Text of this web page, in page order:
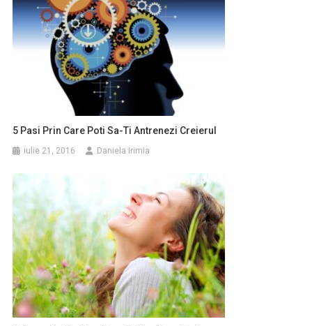
5 Pasi Prin Care Poti Sa-Ti Antrenezi Creierul
iulie 21, 2016 Daniela Irimia